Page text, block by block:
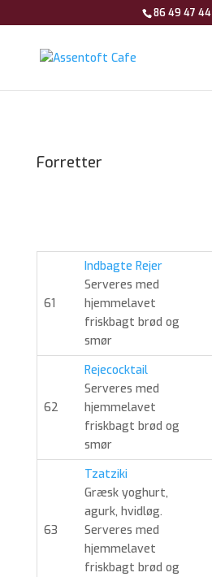
86 49 47 44
Forretter
61
Indbagte Rejer
Serveres med
hjemmelavet
friskbagt brød og
smør
62
Rejecocktail
Serveres med
hjemmelavet
friskbagt brød og
smør
63
Tzatziki
Græsk yoghurt,
agurk, hvidløg.
Serveres med
hjemmelavet
friskbagt brød og